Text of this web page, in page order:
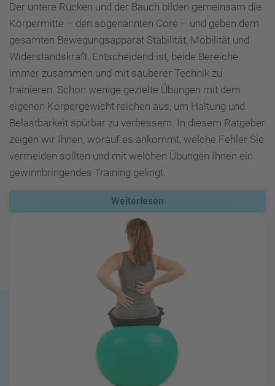
Der untere Rücken und der Bauch bilden gemeinsam die
Körpermitte – den sogenannten Core – und geben dem
gesamten Bewegungsapparat Stabilität, Mobilität und
Widerstandskraft. Entscheidend ist, beide Bereiche
immer zusammen und mit sauberer Technik zu
trainieren. Schon wenige gezielte Übungen mit dem
eigenen Körpergewicht reichen aus, um Haltung und
Belastbarkeit spürbar zu verbessern. In diesem Ratgeber
zeigen wir Ihnen, worauf es ankommt, welche Fehler Sie
vermeiden sollten und mit welchen Übungen Ihnen ein
gewinnbringendes Training gelingt.
Weiterlesen